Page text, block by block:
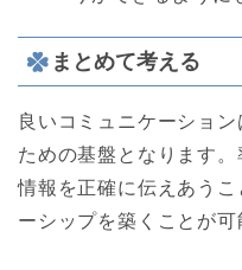
まとめて考える
良いコミュニケーショ
ための基盤となります
情報を正確に伝えあう
ーシップを築くことが可